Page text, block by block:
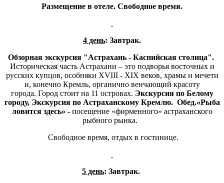
Размещение в отеле. Свободное время.
4 день: Завтрак.
Обзорная экскурсия "Астрахань - Каспийская столица".
Историческая часть Астрахани – это подворья восточных и
русских купцов, особняки XVIII - XIX веков, храмы и мечети
и, конечно Кремль, органично венчающий красоту
города. Город стоит на 11 островах. Экскурсия по Белому
городу, Экскурсия по Астраханскому Кремлю. Обед.«Рыба
ловится здесь» - посещение «фирменного» астраханского
рыбного рынка.
Свободное время, отдых в гостинице.
5 день: Завтрак.